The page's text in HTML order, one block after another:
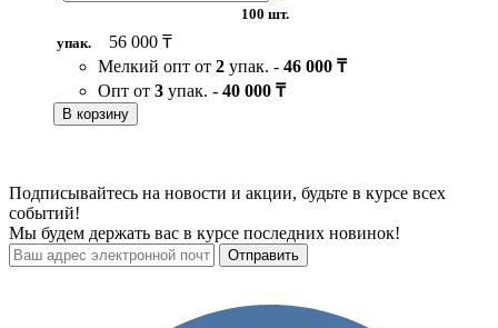
100 шт.
упак.
56 000 ₸
Мелкий опт от 2 упак. - 46 000 ₸
Опт от 3 упак. - 40 000 ₸
В корзину
Подписывайтесь на новости и акции, будьте в курсе всех
событий!
Мы будем держать вас в курсе последних новинок!